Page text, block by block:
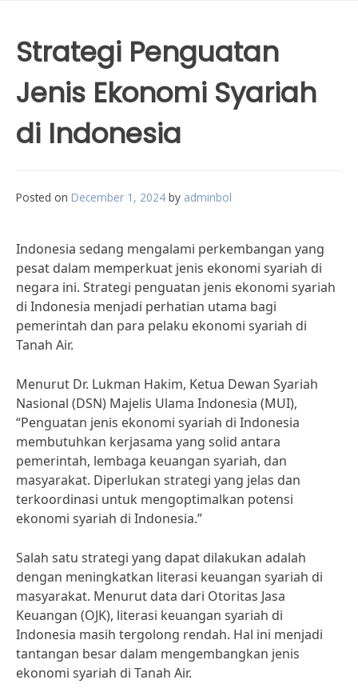
Strategi Penguatan
Jenis Ekonomi Syariah
di Indonesia
Posted on December 1, 2024 by adminbol
Indonesia sedang mengalami perkembangan yang
pesat dalam memperkuat jenis ekonomi syariah di
negara ini. Strategi penguatan jenis ekonomi syariah
di Indonesia menjadi perhatian utama bagi
pemerintah dan para pelaku ekonomi syariah di
Tanah Air.
Menurut Dr. Lukman Hakim, Ketua Dewan Syariah
Nasional (DSN) Majelis Ulama Indonesia (MUI),
“Penguatan jenis ekonomi syariah di Indonesia
membutuhkan kerjasama yang solid antara
pemerintah, lembaga keuangan syariah, dan
masyarakat. Diperlukan strategi yang jelas dan
terkoordinasi untuk mengoptimalkan potensi
ekonomi syariah di Indonesia.”
Salah satu strategi yang dapat dilakukan adalah
dengan meningkatkan literasi keuangan syariah di
masyarakat. Menurut data dari Otoritas Jasa
Keuangan (OJK), literasi keuangan syariah di
Indonesia masih tergolong rendah. Hal ini menjadi
tantangan besar dalam mengembangkan jenis
ekonomi syariah di Tanah Air.